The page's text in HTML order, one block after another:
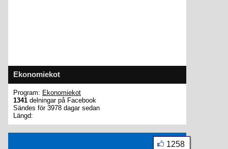
Ekonomiekot
Program: Ekonomiekot
1341 delningar på Facebook
Sändes för 3978 dagar sedan
Längd:
1258